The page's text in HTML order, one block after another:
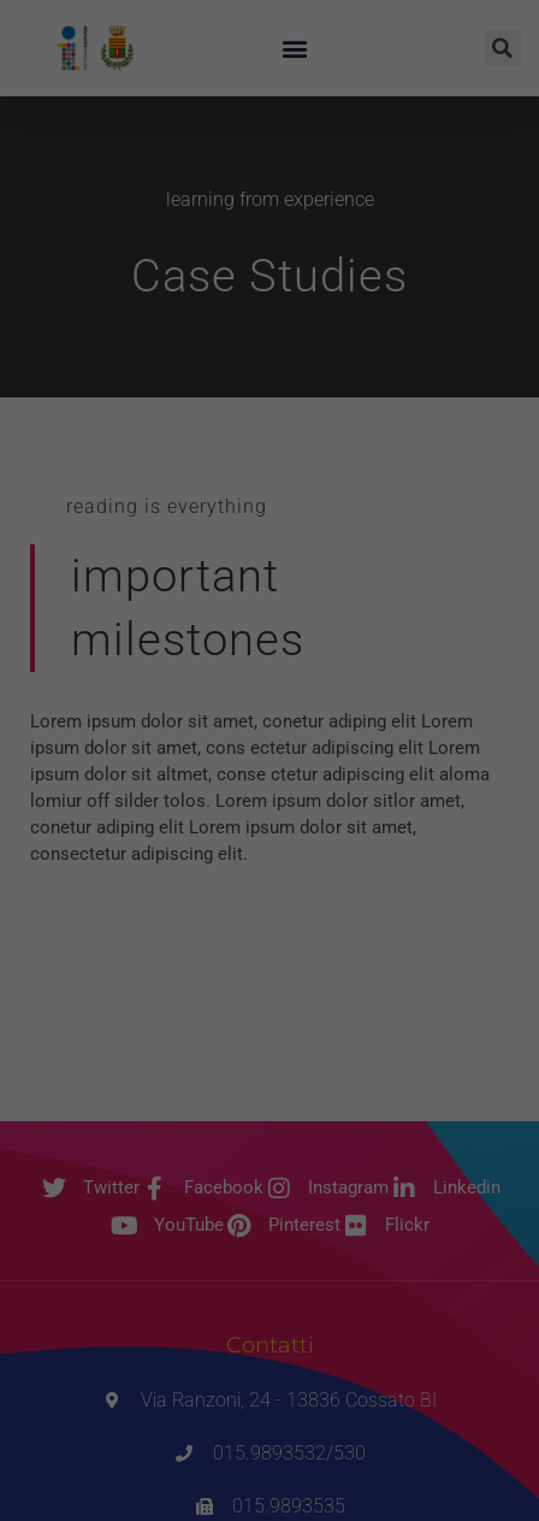
learning from experience
Case Studies
reading is everything
important
milestones
Lorem ipsum dolor sit amet, conetur adiping elit Lorem
ipsum dolor sit amet, cons ectetur adipiscing elit Lorem
ipsum dolor sit altmet, conse ctetur adipiscing elit aloma
lomiur off silder tolos. Lorem ipsum dolor sitlor amet,
conetur adiping elit Lorem ipsum dolor sit amet,
consectetur adipiscing elit.
Twitter Facebook Instagram
Linkedin
YouTube
Pinterest Flickr
Contatti
Via Ranzoni, 24 - 13836 Cossato BI
015.9893532/530
015.9893535